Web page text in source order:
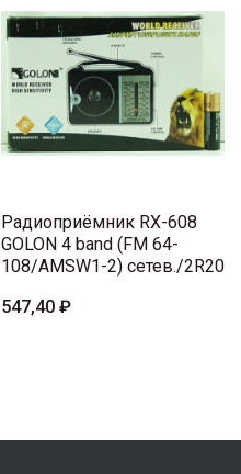
Радиоприёмник RX-608
GOLON 4 band (FM 64-
108/AMSW1-2) сетев./2R20
547,40 ₽